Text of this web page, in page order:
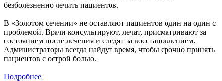
безболезненно лечить пациентов.
В «Золотом сечении» не оставляют пациентов один на один с
проблемой. Врачи консультируют, лечат, присматривают за
состоянием после лечения и следят за восстановлением.
Администраторы всегда найдут время, чтобы срочно принять
пациентов с острой болью.
Подробнее